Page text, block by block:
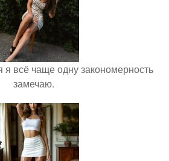
всё чаще одну закономерность
замечаю.